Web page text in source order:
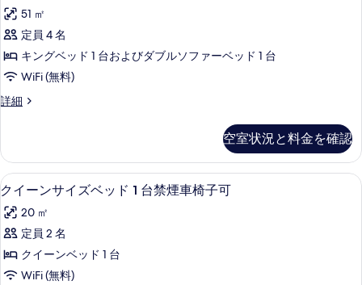
る
真
を
表
示
る
イ
ー
ト
キ
グ
ッ
ド
1
台
ソ
フ
ァ
51 ㎡
定員 4 名
キングベッド 1 台およびダブルソファーベッド 1 台
WiFi (無料)
詳細
ス
キ
ン
グ
ッ
ド
台
ソ
空室状況と料金を確認
ク
イ
ー
ン
サ
アイロン / アイロン台、WiFi (無料)
2
クイーンサイズベッド 1 台禁煙車椅子可
20 ㎡
定員 2 名
クイーンベッド 1 台
WiFi (無料)